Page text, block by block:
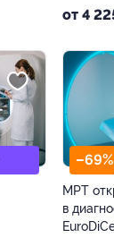
от 4
–69%
МРТ
в